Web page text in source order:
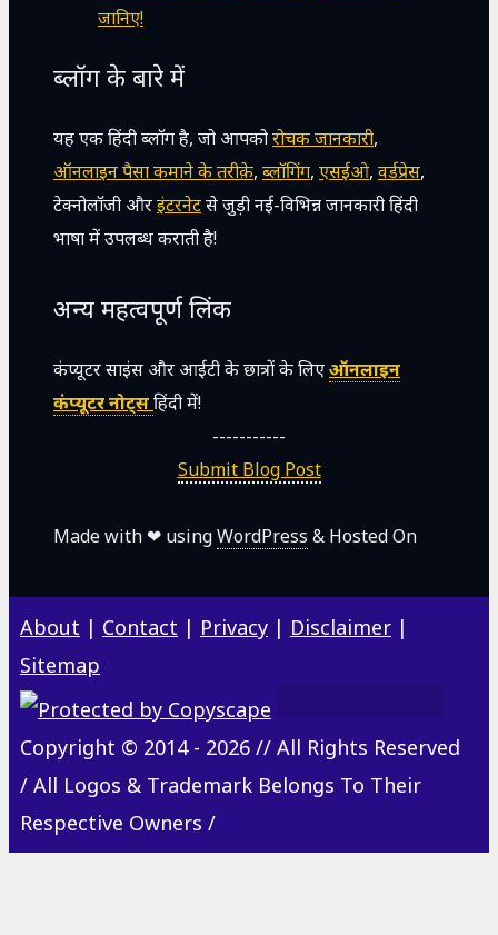
जानिए!
ब्लॉग के बारे में
यह एक हिंदी ब्लॉग है, जो आपकोरोचक जानकारी,
ऑनलाइन पैसा कमाने के तरीक़े, ब्लॉगिंग, एसईओ, वर्डप्रेस,
टेक्नोलॉजी औरइंटरनेटसे जुड़ी नई-विभिन्न जानकारी हिंदी
भाषा में उपलब्ध कराती है!
अन्य महत्वपूर्ण लिंक
कंप्यूटर साइंस और आईटी के छात्रों के लिएऑनलाइन
कंप्यूटर नोट्सहिंदी में!
-----------
Submit Blog Post
Made with ❤ usingWordPress & Hosted On
About | Contact | Privacy | Disclaimer |
Sitemap
Copyright © 2014 - 2026 // All Rights Reserved
/ All Logos & Trademark Belongs To Their
Respective Owners /